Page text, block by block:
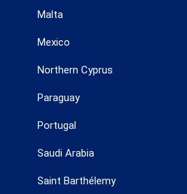
Malta
Mexico
Northern Cyprus
Paraguay
Portugal
Saudi Arabia
Saint Barthélemy